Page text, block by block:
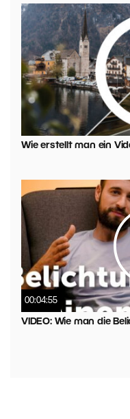
Wie erstellt man ein
00:04:55
VIDEO: Wie man die